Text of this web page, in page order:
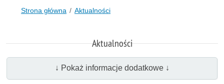
Strona główna Aktualności
Aktualności
↓ Pokaż informacje dodatkowe ↓